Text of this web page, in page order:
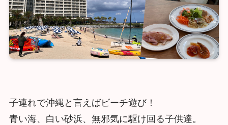
子連れで沖縄と言えばビーチ遊び！
青い海、白い砂浜、無邪気に駆け回る子供達。